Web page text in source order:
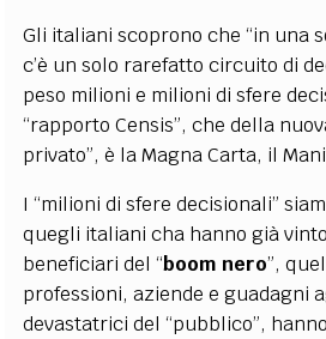
Gli italiani scoprono che “in una
c’è un solo rarefatto circuito di
peso milioni e milioni di sfere
“rapporto Censis”, che della
privato”, è la Magna Carta, il
I “milioni di sfere decisionali”
quegli italiani cha hanno già
beneficiari del “boom nero”,
professioni, aziende e guadagni
devastatrici del “pubblico”,